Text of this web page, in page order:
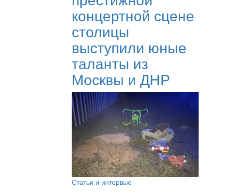
концертной сцене
столицы
выступили юные
таланты из
Москвы и ДНР
Статьи и интервью